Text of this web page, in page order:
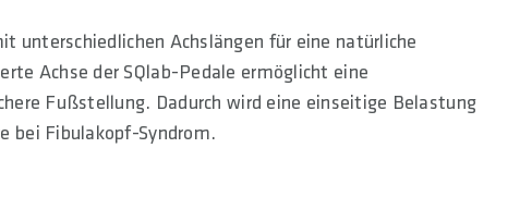
unterschiedlichen Achslängen für eine natürliche
Achse der SQlab-Pedale ermöglicht eine
Fußstellung. Dadurch wird eine einseitige Belastung
bei Fibulakopf-Syndrom.